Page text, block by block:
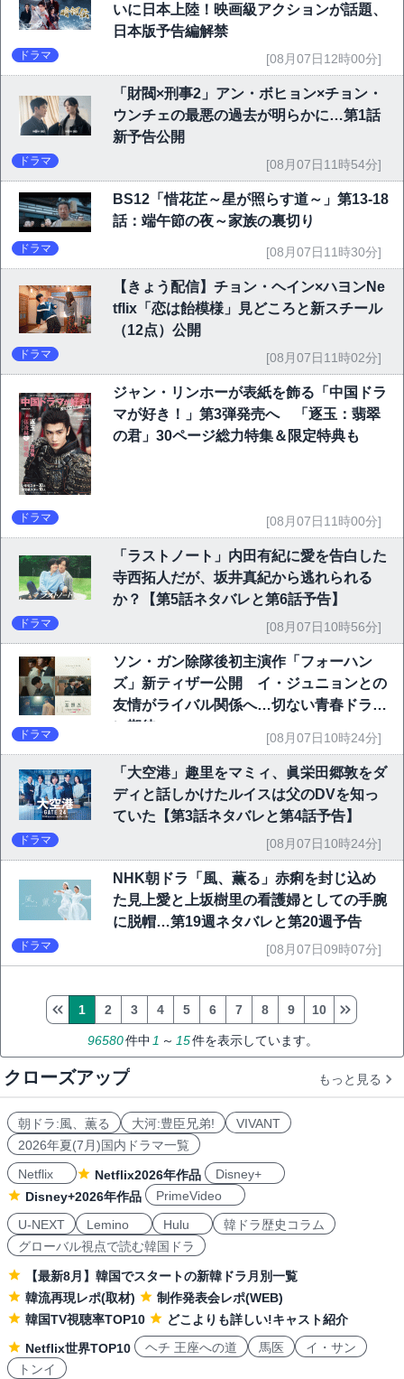
いに日本上陸！映画級アクションが話題、
日本版予告編解禁
ドラマ [08月07日12時00分]
「財閥×刑事2」アン・ボヒョン×チョン・
ウンチェの最悪の過去が明らかに…第1話
新予告公開
ドラマ [08月07日11時54分]
BS12「惜花芷～星が照らす道～」第13-18
話：端午節の夜～家族の裏切り
ドラマ [08月07日11時30分]
【きょう配信】チョン・ヘイン×ハヨンNe
tflix「恋は飴模様」見どころと新スチール
（12点）公開
ドラマ [08月07日11時02分]
ジャン・リンホーが表紙を飾る「中国ドラ
マが好き！」第3弾発売へ 「逐玉：翡翠
の君」30ページ総力特集＆限定特典も
ドラマ [08月07日11時00分]
「ラストノート」内田有紀に愛を告白した
寺西拓人だが、坂井真紀から逃れられる
か？【第5話ネタバレと第6話予告】
ドラマ [08月07日10時56分]
ソン・ガン除隊後初主演作「フォーハン
ズ」新ティザー公開 イ・ジュニョンとの
友情がライバル関係へ…切ない青春ドラマ
に期待
ドラマ [08月07日10時24分]
「大空港」趣里をマミィ、眞栄田郷敦をダ
ディと話しかけたルイスは父のDVを知っ
ていた【第3話ネタバレと第4話予告】
ドラマ [08月07日10時24分]
NHK朝ドラ「風、薫る」赤痢を封じ込め
た見上愛と上坂樹里の看護婦としての手腕
に脱帽…第19週ネタバレと第20週予告
ドラマ [08月07日09時07分]
96580件中 1 ～ 15件を表示しています。
1 2 3 4 5 6 7 8 9 10
クローズアップ もっと見る
朝ドラ:風、薫る 大河:豊臣兄弟!
VIVANT
2026年夏(7月)国内ドラマ一覧
Netflix
Netflix2026年作品
Disney+
Disney+2026年作品
PrimeVideo
U-NEXT
Lemino Hulu
韓ドラ歴史コラム
グローバル視点で読む韓国ドラ
【最新8月】韓国でスタートの新韓ドラ月別一覧
韓流再現レポ(取材)
制作発表会レポ(WEB)
韓国TV視聴率TOP10
どこよりも詳しい!キャスト紹介
Netflix世界TOP10
ヘチ 王座への道 馬医
イ・サン
トンイ